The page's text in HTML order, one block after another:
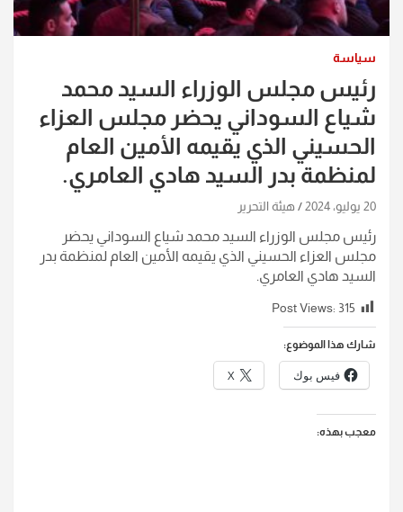
سياسة
رئيس مجلس الوزراء السيد محمد
شياع السوداني يحضر مجلس العزاء
الحسيني الذي يقيمه الأمين العام
لمنظمة بدر السيد هادي العامري.
20 يوليو، 2024 هيئة التحرير
رئيس مجلس الوزراء السيد محمد شياع السوداني يحضر
مجلس العزاء الحسيني الذي يقيمه الأمين العام لمنظمة بدر
السيد هادي العامري.
Post Views: 315
شارك هذا الموضوع:
فيس بوك X
معجب بهذه: